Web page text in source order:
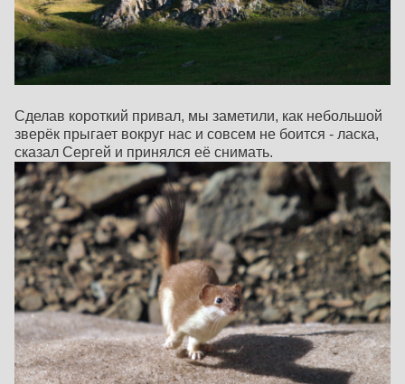
Сделав короткий привал, мы заметили, как небольшой
зверёк прыгает вокруг нас и совсем не боится - ласка,
сказал Сергей и принялся её снимать.